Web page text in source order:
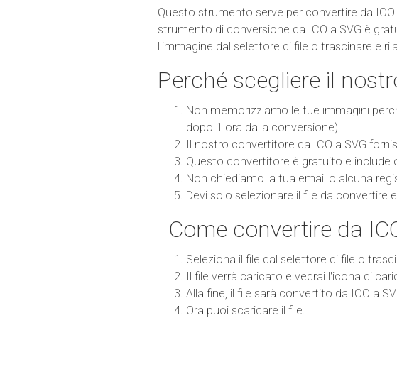
Questo strumento serve per convertire da
strumento di conversione da ICO a SVG è
l'immagine dal selettore di file o trascinare e
Perché scegliere il
Non memorizziamo le tue immagini
dopo 1 ora dalla conversione).
Il nostro convertitore da ICO a SVG
Questo convertitore è gratuito e include
Non chiediamo la tua email o alcuna
Devi solo selezionare il file da convertire
Come convertire da
Seleziona il file dal selettore di file o
Il file verrà caricato e vedrai l'icona di
Alla fine, il file sarà convertito da ICO a
Ora puoi scaricare il file.